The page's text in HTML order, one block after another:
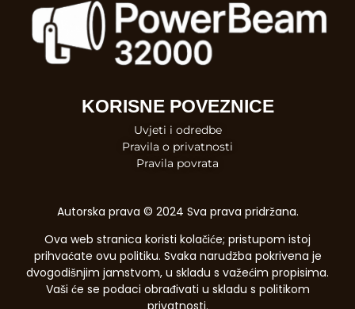
KORISNE POVEZNICE
Uvjeti i odredbe
Pravila o privatnosti
Pravila povrata
Autorska prava © 2024 Sva prava pridržana.
Ova web stranica koristi kolačiće; pristupom istoj
prihvaćate ovu politiku. Svaka narudžba pokrivena je
dvogodišnjim jamstvom, u skladu s važećim propisima.
Vaši će se podaci obrađivati ​​u skladu s politikom
privatnosti.